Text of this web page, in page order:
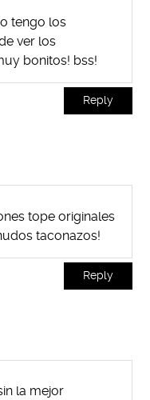
tengo los
ver los
bonitos! bss!
Reply
tope originales
taconazos!
Reply
la mejor